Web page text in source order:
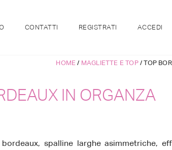
CONTATTI REGISTRATI ACCEDI
HOME / MAGLIETTE E TOP/ TOP
IN ORGANZA
spalline larghe asimmetriche,